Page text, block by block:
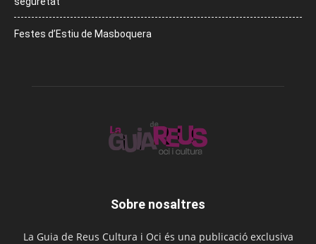
Festes d’Estiu de Masboquera
Sobre nosaltres
La Guia de Reus Cultura i Oci és una publicació exclusiva